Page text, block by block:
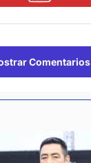
Comentarios